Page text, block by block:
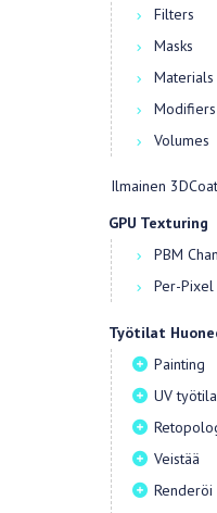
Filters
Masks
Materials
Modifiers
Volumes
Ilmainen
GPU Texturing
PBM
Per-Pixel
Työtilat
Painting
UV työtila
Veistää
Renderöi